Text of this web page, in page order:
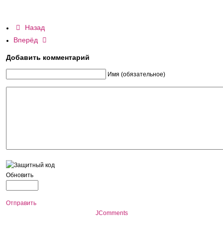
Назад
Вперёд
Добавить комментарий
Имя (обязательное)
Обновить
Отправить
JComments